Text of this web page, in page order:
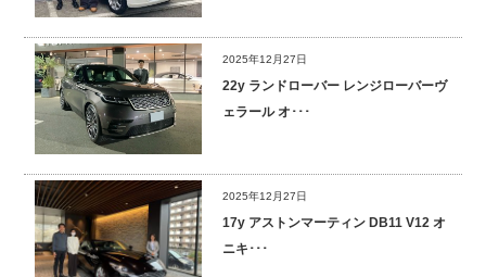
2025年12月27日
22y ランドローバー レンジローバーヴ
ェラール オ･･･
2025年12月27日
17y アストンマーティン DB11 V12 オ
ニキ･･･